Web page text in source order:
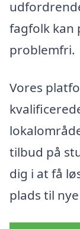
fagfolk kan
problemfri.
Vores
tilbud på
dig i at få
plads til